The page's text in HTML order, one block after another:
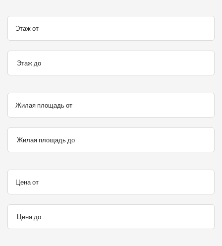
Этаж от
Этаж до
Жилая площадь от
Жилая площадь до
Цена от
Цена до